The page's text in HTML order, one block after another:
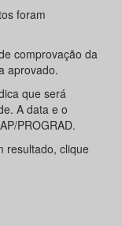
foram
comprovação da
aprovado.
que será
A data e o
PROGRAD.
resultado, clique